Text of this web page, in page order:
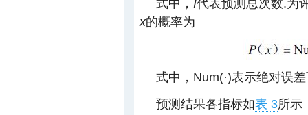
式中， I代表预测总次数.为
x的概率为
式中，Num(·)表示绝对误
预测结果各指标如表 3所示